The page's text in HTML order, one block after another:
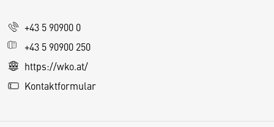
+43 5 90900 0
+43 5 90900 250
https://wko.at/
Kontaktformular
s
e
S
e